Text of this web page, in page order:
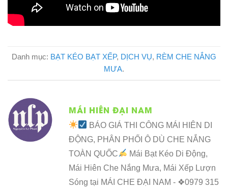
Danh mục: BẠT KÉO BẠT XẾP, DỊCH VỤ, RÈM CHE NẮNG
MƯA.
MÁI HIÊN ĐẠI NAM
BÁO GIÁ THI CÔNG MÁI HIÊN DI
ĐỘNG, PHÂN PHỐI Ô DÙ CHE NẮNG
TOÀN QUỐC
Mái Bạt Kéo Di Động,
Mái Hiên Che Nắng Mưa, Mái Xếp Lượn
Sóng tại MÁI CHE ĐẠI NAM - ❖0979 315